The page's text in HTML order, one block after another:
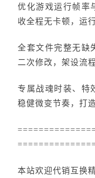
优化游戏运行帧率
收全程无卡顿，运
全套文件完整无缺
二次修改，架设流
专属战魂时装、特
稳健微变节奏，打
本站欢迎代销互换